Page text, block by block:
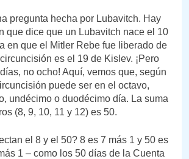
pregunta hecha por Lubavitch. Hay
que dice que un Lubavitch nace el 10
en que el Mitler Rebe fue liberado de
es el 19 de Kislev. ¡Pero
no ocho! Aquí, vemos que, según
puede ser en el octavo,
undécimo o duodécimo día. La suma
(8, 9, 10, 11 y 12) es 50.
el 8 y el 50? 8 es 7 más 1 y 50 es
1 – como los 50 días de la Cuenta